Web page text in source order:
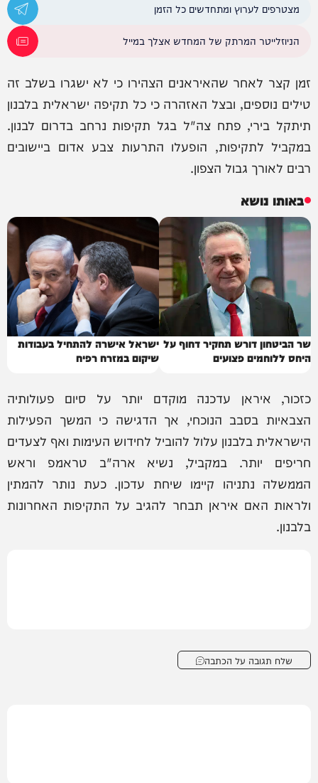
מצטרפים לערוץ ומתחדשים כל הזמן
הניוזלייטר המרתק של המחדש אצלך במייל
זמן קצר לאחר שהאיראנים הצהירו כי לא ישגרו בשלב זה
טילים נוספים, ובצל האזהרה כי כל תקיפה ישראלית בלבנון
תיתקל בירי, פתח צה"ל בגל תקיפות נרחב בדרום לבנון.
במקביל לתקיפות, הופעלו התרעות צבע אדום ביישובים
רבים לאורך גבול הצפון.
באותו נושא
שר הביטחון דורש תחקיר דחוף על
היחס ללוחמים פצועים
ישראל אישרה להתחיל בעבודות
שיקום במזרח רפיח
כזכור, איראן עדכנה מוקדם יותר על סיום פעולותיה
הצבאיות בסבב הנוכחי, אך הדגישה כי המשך הפעילות
הישראלית בלבנון עלול להוביל לחידוש העימות ואף לצעדים
חריפים יותר. במקביל, נשיא ארה"ב טראמפ וראש
הממשלה נתניהו קיימו שיחת עדכון. כעת נותר להמתין
ולראות האם איראן תבחר להגיב על התקיפות האחרונות
בלבנון.
שלח תגובה על הכתבה